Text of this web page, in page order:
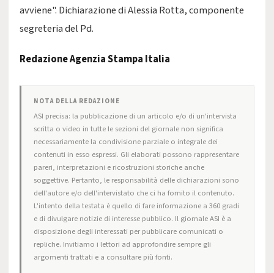
avviene". Dichiarazione di Alessia Rotta, componente
segreteria del Pd.
Redazione Agenzia Stampa Italia
NOTA DELLA REDAZIONE
ASI precisa: la pubblicazione di un articolo e/o di un'intervista
scritta o video in tutte le sezioni del giornale non significa
necessariamente la condivisione parziale o integrale dei
contenuti in esso espressi. Gli elaborati possono rappresentare
pareri, interpretazioni e ricostruzioni storiche anche
soggettive. Pertanto, le responsabilità delle dichiarazioni sono
dell'autore e/o dell'intervistato che ci ha fornito il contenuto.
L'intento della testata è quello di fare informazione a 360 gradi
e di divulgare notizie di interesse pubblico. Il giornale ASI è a
disposizione degli interessati per pubblicare comunicati o
repliche. Invitiamo i lettori ad approfondire sempre gli
argomenti trattati e a consultare più fonti.